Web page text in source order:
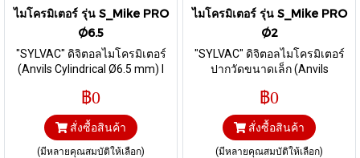
ไมโครมิเตอร์ รุ่น S_Mike PRO
Ø6.5
"SYLVAC" ดิจิตอลไมโครมิเตอร์
(Anvils Cylindrical Ø6.5 mm) I
฿0
สั่งซื้อสินค้า
(มีหลายคุณสมบัติให้เลือก)
ไมโครมิเตอร์ รุ่น S_Mike PRO
Ø2
"SYLVAC" ดิจิตอลไมโครมิเตอร์
ปากวัดขนาดเล็ก (Anvils
ผ่านสาย Proximity
฿0
สั่งซื้อสินค้า
(มีหลายคุณสมบัติให้เลือก)